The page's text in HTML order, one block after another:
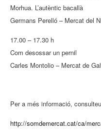
Morhua. L’autèntic bacallà
Germans Perelló – Mercat del
17.00 – 17.30 h
Com desossar un pernil
Carles Montolio – Mercat de
Per a més informació,
http://somdemercat.cat/ca/